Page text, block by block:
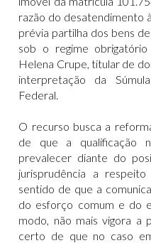
razão do desatendimento
prévia partilha dos bens
sob o regime
Helena Crupe, titular de
interpretação da
Federal.
O recurso busca a
de que a qualificação
prevalecer diante do
jurisprudência a
sentido de que a
do esforço comum e do
modo, não mais vigora a
certo de que no caso